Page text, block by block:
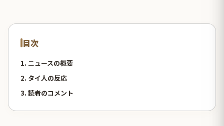
目次
1. ニュースの概要
2. タイ人の反応
3. 読者のコメント